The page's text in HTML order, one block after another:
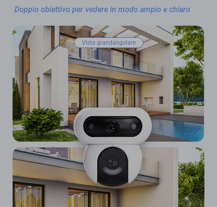
Doppio obiettivo per vedere in modo ampio e chiaro
Vista grandangolare